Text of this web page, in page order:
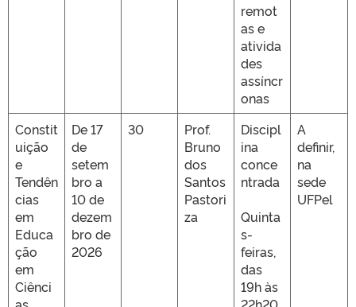
remot
as e
ativida
des
assíncr
onas
Constit
uição
e
Tendên
cias
em
Educa
ção
em
Ciênci
De 17
de
setem
bro a
10 de
dezem
bro de
2026
30
Prof.
Bruno
dos
Santos
Pastori
za
Discipl
ina
conce
ntrada
Quinta
s-
feiras,
das
19h às
A
definir,
na
sede
UFPel